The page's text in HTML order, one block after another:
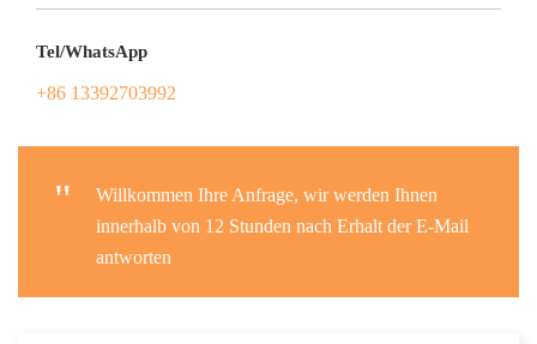
Tel/WhatsApp
+86 13392703992
"
Willkommen Ihre Anfrage, wir werden Ihnen
innerhalb von 12 Stunden nach Erhalt der E-Mail
antworten